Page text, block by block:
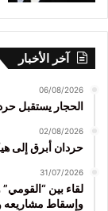
آخر الأخبار
06/08/2026
الحجار يستقبل
02/08/2026
حردان أبرق إلى
31/07/2026
لقاء بين
وإسقاط مشاريعه